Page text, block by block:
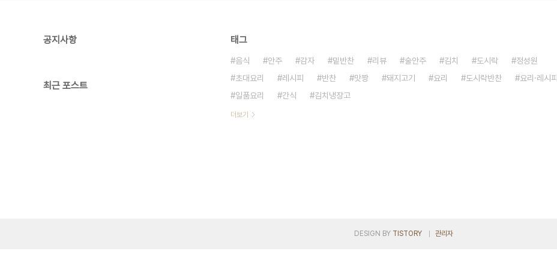
공지사항
최근 포스트
태그
음식 안주 감자 밑반찬 리뷰 술안주 김치 도시락
정성원
초대요리
레시피 반찬 맛짱 돼지고기 요리 도시락반찬
요리·레시피
일품요리
간식 김치냉장고
더보기
DESIGN BY TISTORY 관리자